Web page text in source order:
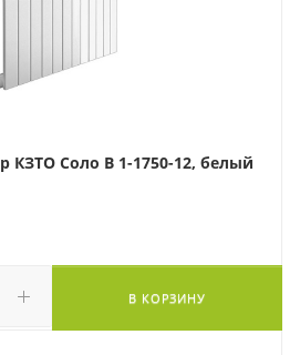
КЗТО Соло В 1-1750-12, белый
В КОРЗИНУ